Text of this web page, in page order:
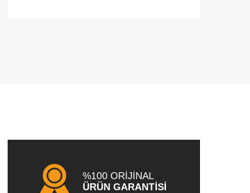
%100 ORİJİNAL
ÜRÜN GARANTİSİ